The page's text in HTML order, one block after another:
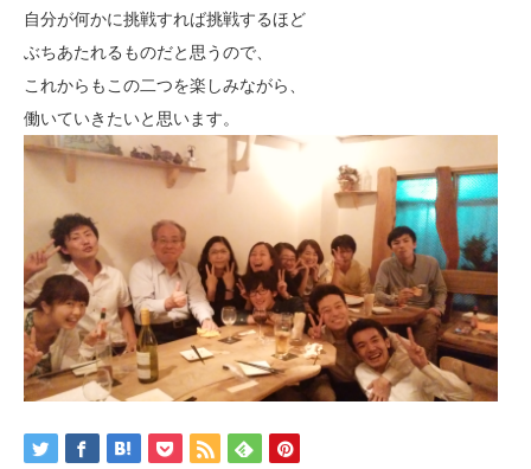
自分が何かに挑戦すれば挑戦するほど
ぶちあたれるものだと思うので、
これからもこの二つを楽しみながら、
働いていきたいと思います。